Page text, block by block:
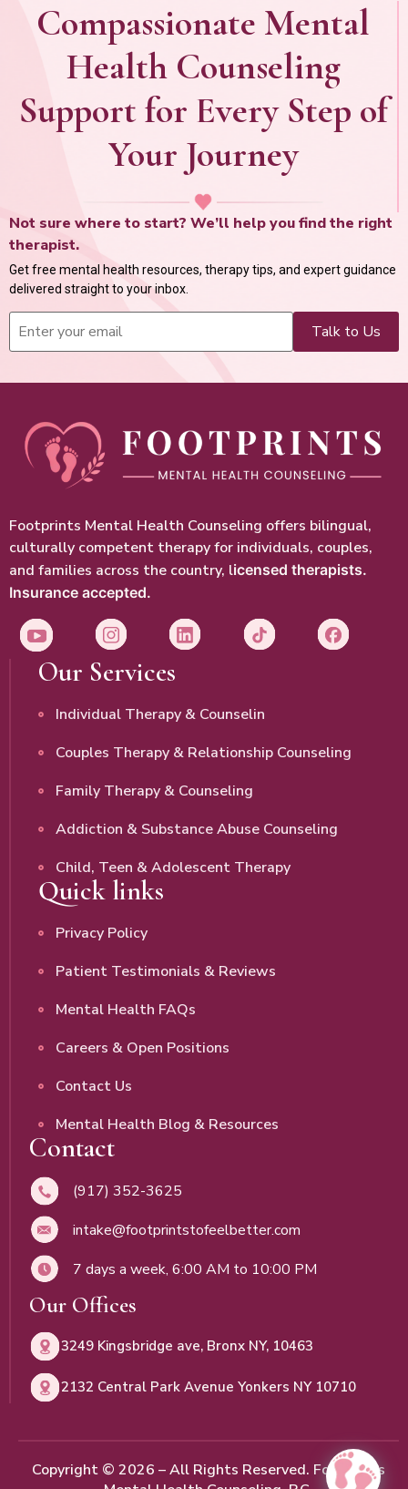
Compassionate Mental
Health Counseling
Support for Every Step of
Your Journey
Not sure where to start? We’ll help you find the right
therapist.
Get free mental health resources, therapy tips, and expert guidance
delivered straight to your inbox.
Footprints Mental Health Counseling offers bilingual,
culturally competent therapy for individuals, couples,
and families across the country, licensed therapists.
Insurance accepted.
Our Services
Individual Therapy & Counselin
Couples Therapy & Relationship Counseling
Family Therapy & Counseling
Addiction & Substance Abuse Counseling
Child, Teen & Adolescent Therapy
Quick links
Privacy Policy
Patient Testimonials & Reviews
Mental Health FAQs
Careers & Open Positions
Contact Us
Mental Health Blog & Resources
Contact
(917) 352-3625
intake@footprintstofeelbetter.com
7 days a week, 6:00 AM to 10:00 PM
Our Offices
3249 Kingsbridge ave, Bronx NY, 10463
2132 Central Park Avenue Yonkers NY 10710
Copyright © 2026 – All Rights Reserved. Footprints